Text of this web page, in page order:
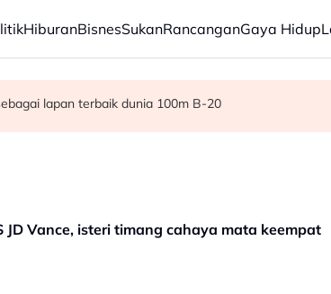
HiburanBisnesSukanRancanganGaya Hidup
teruskan langkah dalam karier
pastikan persiapan F1 lancar
lapan terbaik dunia 100m B-20
JD Vance, isteri timang cahaya mata keempat